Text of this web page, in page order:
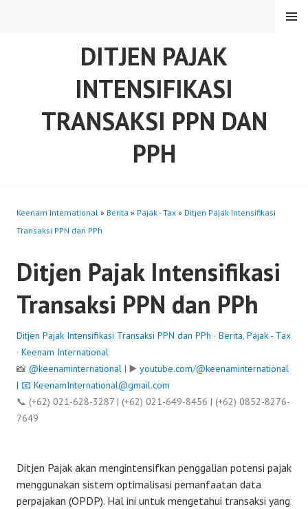
DITJEN PAJAK
INTENSIFIKASI
TRANSAKSI PPN DAN
PPH
MENU
Keenam International » Berita » Pajak - Tax » Ditjen Pajak Intensifikasi
Transaksi PPN dan PPh
Ditjen Pajak Intensifikasi
Transaksi PPN dan PPh
Ditjen Pajak Intensifikasi Transaksi PPN dan PPh · Berita, Pajak - Tax
· Keenam International
📸 @keenaminternational | ▶️ youtube.com/@keenaminternational
| 📧 KeenamInternational@gmail.com
📞 (+62) 021-628-3287 | (+62) 021-649-8456 | (+62) 0852-8276-
7649
Ditjen Pajak akan mengintensifkan penggalian potensi pajak
menggunakan sistem optimalisasi pemanfaatan data
perpajakan (OPDP). Hal ini untuk mengetahui transaksi yang